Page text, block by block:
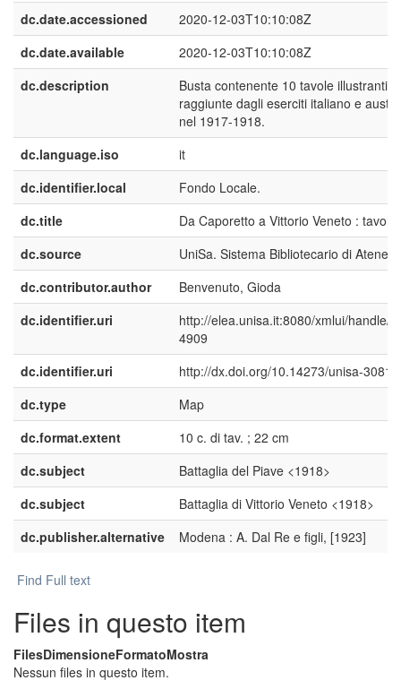
dc.date.accessioned
2020-12-03T10:10:08Z
dc.date.available
2020-12-03T10:10:08Z
dc.description
Busta contenente 10 tavole illustranti
raggiunte dagli eserciti italiano e
nel 1917-1918.
dc.language.iso
it
dc.identifier.local
Fondo Locale.
dc.title
Da Caporetto a Vittorio Veneto : tavole
dc.source
UniSa. Sistema Bibliotecario di Ateneo
dc.contributor.author
Benvenuto, Gioda
dc.identifier.uri
http://elea.unisa.it:8080/xmlui/handle/
4909
dc.identifier.uri
http://dx.doi.org/10.14273/unisa-3081
dc.type
Map
dc.format.extent
10 c. di tav. ; 22 cm
dc.subject
Battaglia del Piave <1918>
dc.subject
Battaglia di Vittorio Veneto <1918>
dc.publisher.alternative
Modena : A. Dal Re e figli, [1923]
Find Full text
Files in questo item
FilesDimensioneFormatoMostra
Nessun files in questo item.